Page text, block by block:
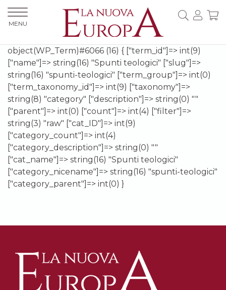
object(WP_Term)#6066 (16) { ["term_id"]=> int(9)
["name"]=> string(16) "Spunti teologici" ["slug"]=>
string(16) "spunti-teologici" ["term_group"]=> int(0)
["term_taxonomy_id"]=> int(9) ["taxonomy"]=>
string(8) "category" ["description"]=> string(0) ""
["parent"]=> int(0) ["count"]=> int(4) ["filter"]=>
string(3) "raw" ["cat_ID"]=> int(9)
["category_count"]=> int(4)
["category_description"]=> string(0) ""
["cat_name"]=> string(16) "Spunti teologici"
["category_nicename"]=> string(16) "spunti-teologici"
["category_parent"]=> int(0) }
MENU